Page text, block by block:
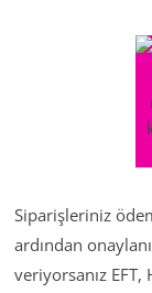
Siparişleriniz
ardından
veriyorsanız EFT,